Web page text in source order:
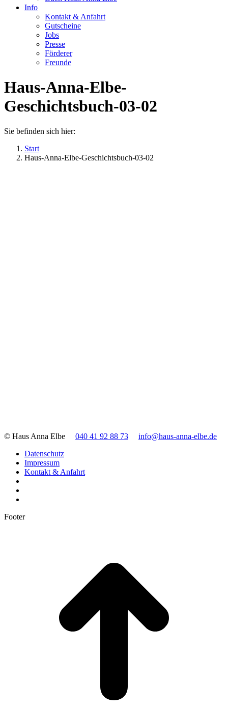
Info
Kontakt & Anfahrt
Gutscheine
Jobs
Presse
Förderer
Freunde
Haus-Anna-Elbe-
Geschichtsbuch-03-02
Sie befinden sich hier:
Start
Haus-Anna-Elbe-Geschichtsbuch-03-02
© Haus Anna Elbe 040 41 92 88 73
info@haus-anna-elbe.de
Datenschutz
Impressum
Kontakt & Anfahrt
Footer